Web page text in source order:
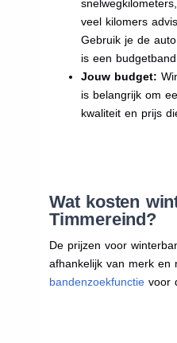
veel kilomers
Gebruik je de
is een
Jouw budget:
is belangrijk om
kwaliteit en prijs
Wat kosten
Timmereind?
De prijzen voor
afhankelijk van merk en
bandenzoekfunctievoor